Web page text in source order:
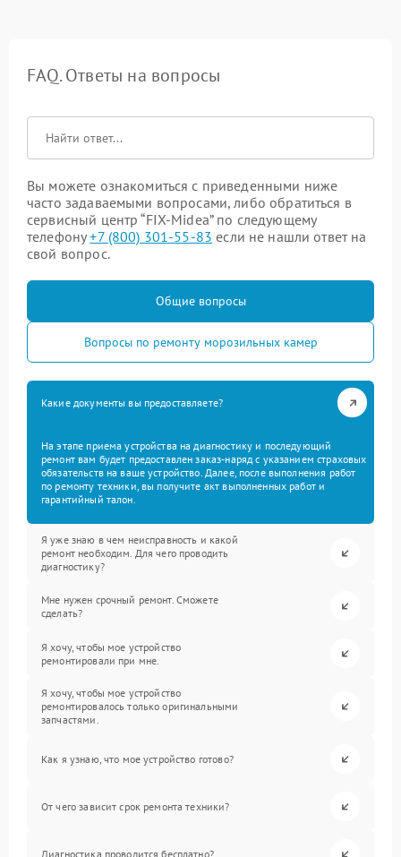
FAQ. Ответы на вопросы
Вы можете ознакомиться с приведенными ниже
часто задаваемыми вопросами, либо обратиться в
сервисный центр “FIX-Midea” по следующему
телефону+7 (800) 301-55-83 если не нашли ответ на
свой вопрос.
Общие вопросы
Вопросы по ремонту морозильных камер
Какие документы вы предоставляете?
На этапе приема устройства на диагностику и последующий
ремонт вам будет предоставлен заказ-наряд с указанием страховых
обязательств на ваше устройство. Далее, после выполнения работ
по ремонту техники, вы получите акт выполненных работ и
гарантийный талон.
Я уже знаю в чем неисправность и какой
ремонт необходим. Для чего проводить
диагностику?
Мне нужен срочный ремонт. Сможете
сделать?
Я хочу, чтобы мое устройство
ремонтировали при мне.
Я хочу, чтобы мое устройство
ремонтировалось только оригинальными
запчастями.
Как я узнаю, что мое устройство готово?
От чего зависит срок ремонта техники?
Диагностика проводится бесплатно?